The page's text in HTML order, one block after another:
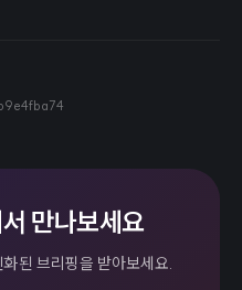
만나보세요
된 브리핑을 받아보세요.